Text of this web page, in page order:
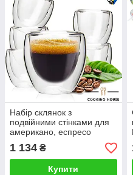
Набір склянок з
подвійними стінками для
американо, еспресо
150мл Cooking House
buuba 6шт, склянка з
подвійним дном
1 134 ₴
Купити